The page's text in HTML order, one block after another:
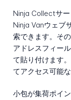
Ninja Collectサ
Ninja Vanウェブ
索できます。そ
アドレスフィー
て貼り付けます
てアクセス可能
小包が集荷ポイ